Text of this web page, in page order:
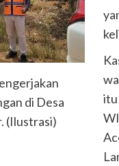
di Desa
(Ilustrasi)
itu